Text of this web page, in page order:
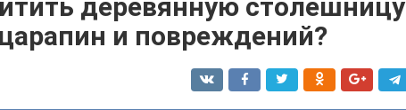
деревянную столешницу
и повреждений?